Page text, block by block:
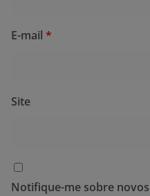
E-mail *
Site
Notifique-me sobre